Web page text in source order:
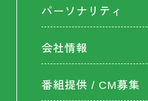
パーソナリティ
会社情報
番組提供 / CM募集